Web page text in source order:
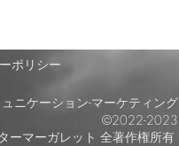
ポリシー
ニケーション-マーケティング
©2022-2023
ーマーガレット 全著作権所有